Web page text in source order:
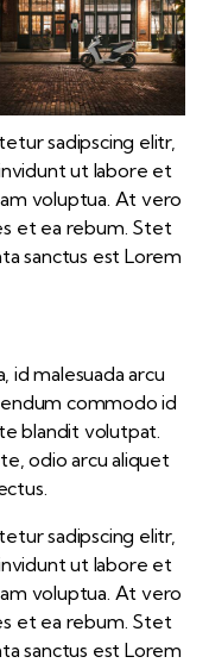
sadipscing elitr,
ut labore et
voluptua. At vero
et ea rebum. Stet
sanctus est Lorem
id malesuada arcu
commodo id
blandit volutpat.
odio arcu aliquet
sadipscing elitr,
ut labore et
voluptua. At vero
et ea rebum. Stet
sanctus est Lorem